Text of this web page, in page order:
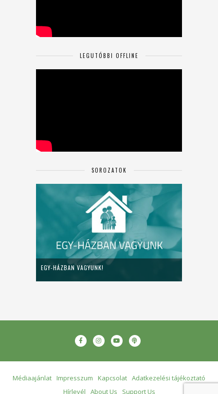
LEGUTÓBBI OFFLINE
SOROZATOK
EGY-HÁZBAN VAGYUNK!
Médiaajánlat Impresszum Kapcsolat Adatkezelési tájékoztató
Hírlevél
About Us Support Us